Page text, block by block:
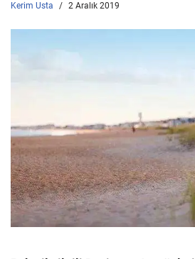
Kerim Usta 2 Aralık 2019